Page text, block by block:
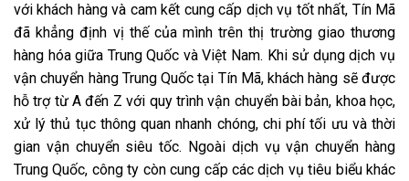
với khách hàng và cam kết cung cấp dịch vụ tốt nhất, Tín Mã
đã khẳng định vị thế của mình trên thị trường giao thương
hàng hóa giữa Trung Quốc và Việt Nam. Khi sử dụng dịch vụ
vận chuyển hàng Trung Quốc tại Tín Mã, khách hàng sẽ được
hỗ trợ từ A đến Z với quy trình vận chuyển bài bản, khoa học,
xử lý thủ tục thông quan nhanh chóng, chi phí tối ưu và thời
gian vận chuyển siêu tốc. Ngoài dịch vụ vận chuyển hàng
Trung Quốc, công ty còn cung cấp các dịch vụ tiêu biểu khác